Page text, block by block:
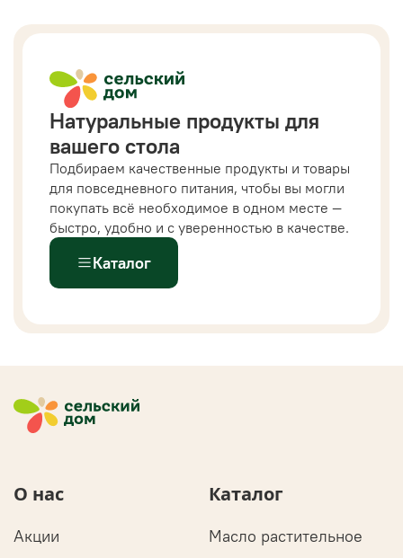
Натуральные продукты для
вашего стола
Подбираем качественные продукты и товары
для повседневного питания, чтобы вы могли
покупать всё необходимое в одном месте —
быстро, удобно и с уверенностью в качестве.
Каталог
О нас
Акции
Каталог
Масло растительное